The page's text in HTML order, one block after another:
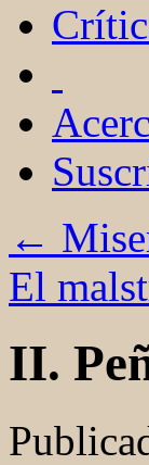
←
El
II.